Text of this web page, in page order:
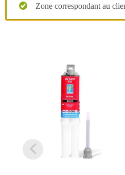
Zone correspondant au